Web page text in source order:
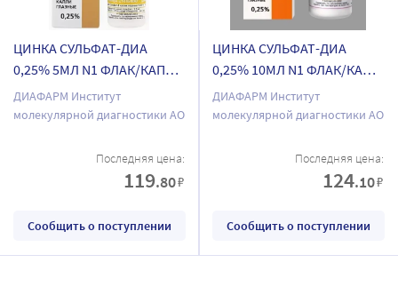
ЦИНКА СУЛЬФАТ-ДИА
0,25% 5МЛ N1 ФЛАК/КАП
КАПЛИ ГЛАЗНЫЕ
ДИАФАРМ Институт
молекулярной диагностики АО
Последняя цена:
119.80₽
Сообщить о поступлении
ЦИНКА СУЛЬФАТ-ДИА
0,25% 10МЛ N1 ФЛАК/КАП
КАПЛИ ГЛАЗНЫЕ
ДИАФАРМ Институт
молекулярной диагностики АО
Последняя цена:
124.10₽
Сообщить о поступлении